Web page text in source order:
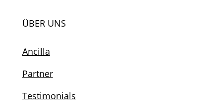
ÜBER UNS
Ancilla
Partner
Testimonials